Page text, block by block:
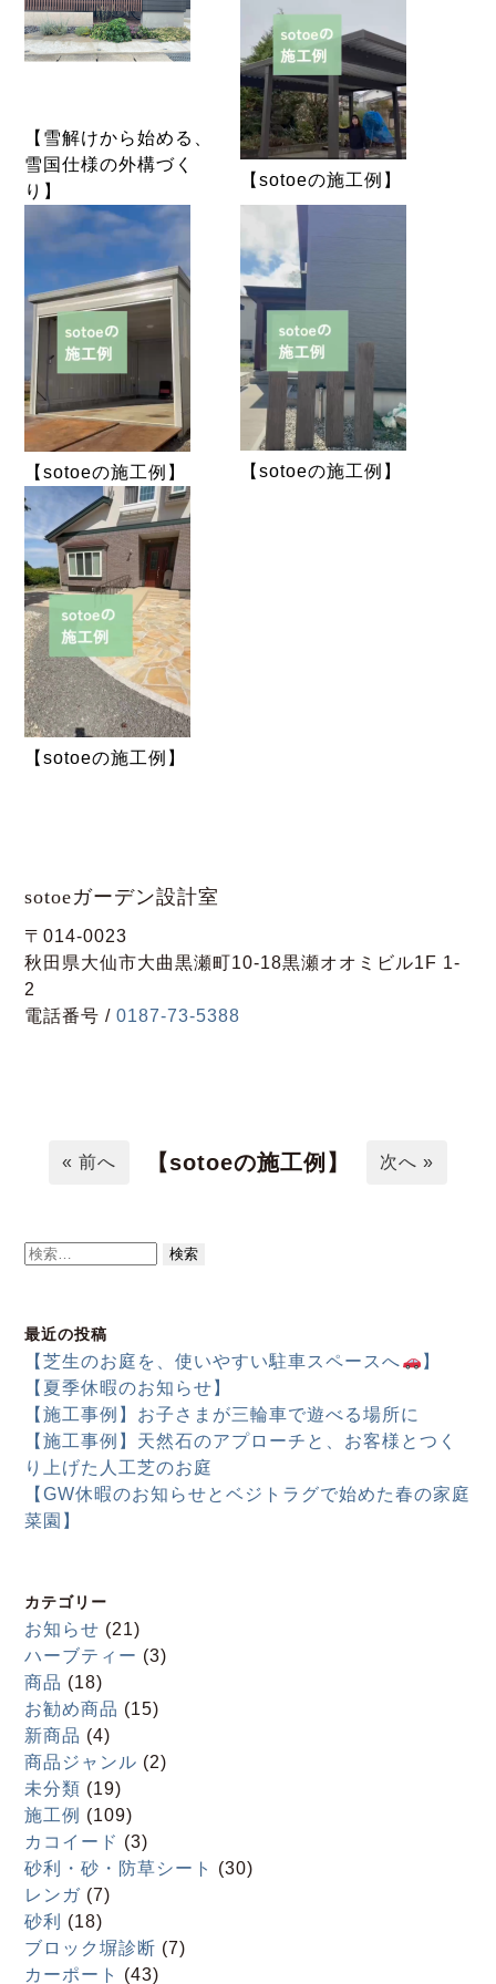
【雪解けから始める、
雪国仕様の外構づく
り】
【sotoeの施工例】
【sotoeの施工例】 【sotoeの施工例】
【sotoeの施工例】
sotoeガーデン設計室
〒014-0023
秋田県大仙市大曲黒瀬町10-18黒瀬オオミビル1F 1-
2
電話番号 /0187-73-5388
« 前へ 【sotoeの施工例】 次へ »
検
最近の投稿
【芝生のお庭を、使いやすい駐車スペースへ
】
【夏季休暇のお知らせ】
【施工事例】お子さまが三輪車で遊べる場所に
【施工事例】天然石のアプローチと、お客様とつく
り上げた人工芝のお庭
【GW休暇のお知らせとベジトラグで始めた春の家庭
菜園】
カテゴリー
お知らせ (21)
ハーブティー (3)
商品 (18)
お勧め商品 (15)
新商品 (4)
商品ジャンル (2)
未分類 (19)
施工例 (109)
カコイード (3)
砂利・砂・防草シート
(30)
レンガ (7)
砂利
(18)
ブロック塀診断 (7)
カーポート
(43)